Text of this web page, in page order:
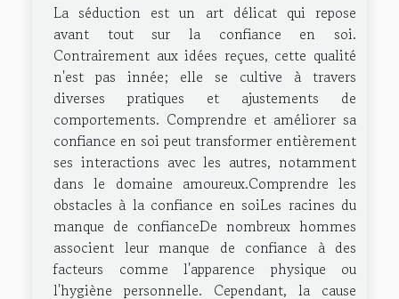
La séduction est un art délicat qui repose
avant tout sur la confiance en soi.
Contrairement aux idées reçues, cette qualité
n'est pas innée; elle se cultive à travers
diverses pratiques et ajustements de
comportements. Comprendre et améliorer sa
confiance en soi peut transformer entièrement
ses interactions avec les autres, notamment
dans le domaine amoureux.Comprendre les
obstacles à la confiance en soiLes racines du
manque de confianceDe nombreux hommes
associent leur manque de confiance à des
facteurs comme l'apparence physique ou
l'hygiène personnelle. Cependant, la cause